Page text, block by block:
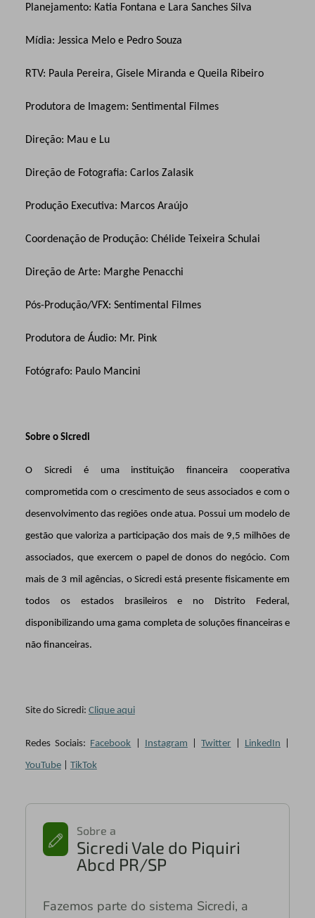
Planejamento: Katia Fontana e Lara Sanches Silva
Mídia: Jessica Melo e Pedro Souza
RTV: Paula Pereira, Gisele Miranda e Queila Ribeiro
Produtora de Imagem: Sentimental Filmes
Direção: Mau e Lu
Direção de Fotografia: Carlos Zalasik
Produção Executiva: Marcos Araújo
Coordenação de Produção: Chélide Teixeira Schulai
Direção de Arte: Marghe Penacchi
Pós-Produção/VFX: Sentimental Filmes
Produtora de Áudio: Mr. Pink
Fotógrafo: Paulo Mancini
Sobre o Sicredi
O Sicredi é uma instituição financeira cooperativa
comprometida com o crescimento de seus associados e com o
desenvolvimento das regiões onde atua. Possui um modelo de
gestão que valoriza a participação dos mais de 9,5 milhões de
associados, que exercem o papel de donos do negócio. Com
mais de 3 mil agências, o Sicredi está presente fisicamente em
todos os estados brasileiros e no Distrito Federal,
disponibilizando uma gama completa de soluções financeiras e
não financeiras.
Site do Sicredi: Clique aqui
Redes Sociais: Facebook Instagram |Twitter LinkedIn
YouTube| TikTok
Sobre a
Sicredi Vale do Piquiri
Abcd PR/SP
Fazemos parte do sistema Sicredi, a